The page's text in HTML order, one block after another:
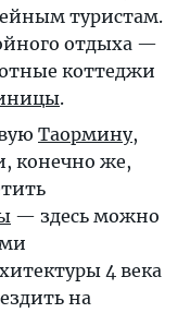
туристам.
отдыха —
коттеджи
.
Таормину,
конечно же,
— здесь можно
4 века
на